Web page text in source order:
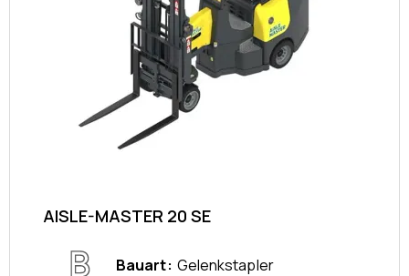
AISLE-MASTER 20 SE
Bauart Gelenkstapler